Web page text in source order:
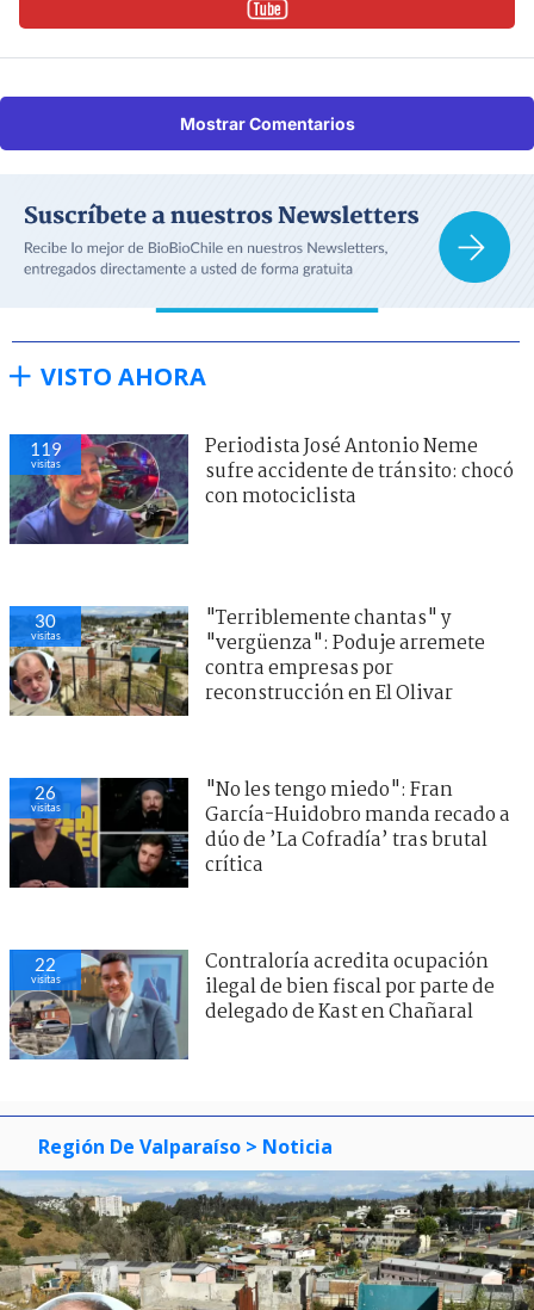
Mostrar Comentarios
VISTO AHORA
119
visitas
Periodista José Antonio Neme
sufre accidente de tránsito: chocó
con motociclista
30
visitas
"Terriblemente chantas" y
"vergüenza": Poduje arremete
contra empresas por
reconstrucción en El Olivar
26
visitas
"No les tengo miedo": Fran
García-Huidobro manda recado a
dúo de ’La Cofradía’ tras brutal
crítica
22
visitas
Contraloría acredita ocupación
ilegal de bien fiscal por parte de
delegado de Kast en Chañaral
Región De Valparaíso > Noticia